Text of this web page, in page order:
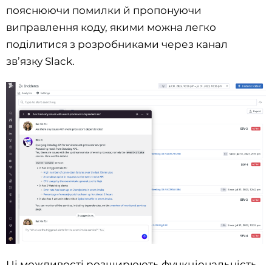
пояснюючи помилки й пропонуючи
виправлення коду, якими можна легко
поділитися з розробниками через канал
зв’язку Slack.